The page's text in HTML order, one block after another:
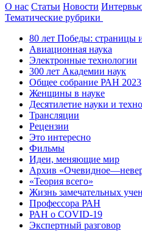
О нас Статьи Новости
Тематические рубрики
80 лет Победы: страницы
Авиационная наука
Электронные технологии
300 лет Академии наук
Общее собрание РАН 2023
Женщины в науке
Десятилетие науки и
Трансляции
Рецензии
Это интересно
Фильмы
Идеи, меняющие мир
Архив
«Теория всего»
Жизнь замечательных
Профессора РАН
РАН о COVID-19
Экспертный разговор